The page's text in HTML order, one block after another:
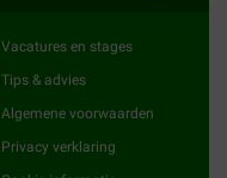
Vacatures en stages
Tips & advies
Algemene voorwaarden
Privacy verklaring